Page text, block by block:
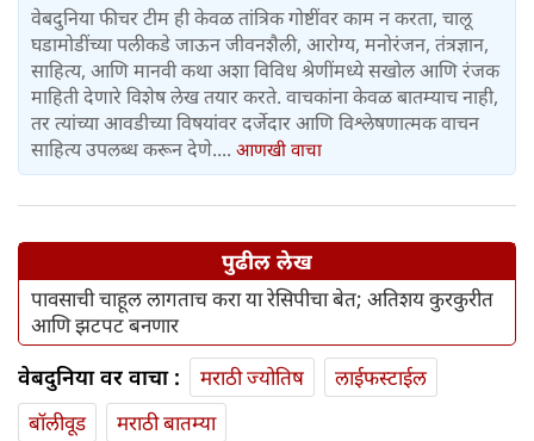
वेबदुनिया फीचर टीम ही केवळ तांत्रिक गोष्टींवर काम न करता, चालू
घडामोडींच्या पलीकडे जाऊन जीवनशैली, आरोग्य, मनोरंजन, तंत्रज्ञान,
साहित्य, आणि मानवी कथा अशा विविध श्रेणींमध्ये सखोल आणि रंजक
माहिती देणारे विशेष लेख तयार करते. वाचकांना केवळ बातम्याच नाही,
तर त्यांच्या आवडीच्या विषयांवर दर्जेदार आणि विश्लेषणात्मक वाचन
साहित्य उपलब्ध करून देणे.... आणखी वाचा
पुढील लेख
पावसाची चाहूल लागताच करा या रेसिपीचा बेत; अतिशय कुरकुरीत
आणि झटपट बनणार
वेबदुनिया वर वाचा : मराठी ज्योतिष
लाईफस्टाईल
बॉलीवूड
मराठी बातम्या